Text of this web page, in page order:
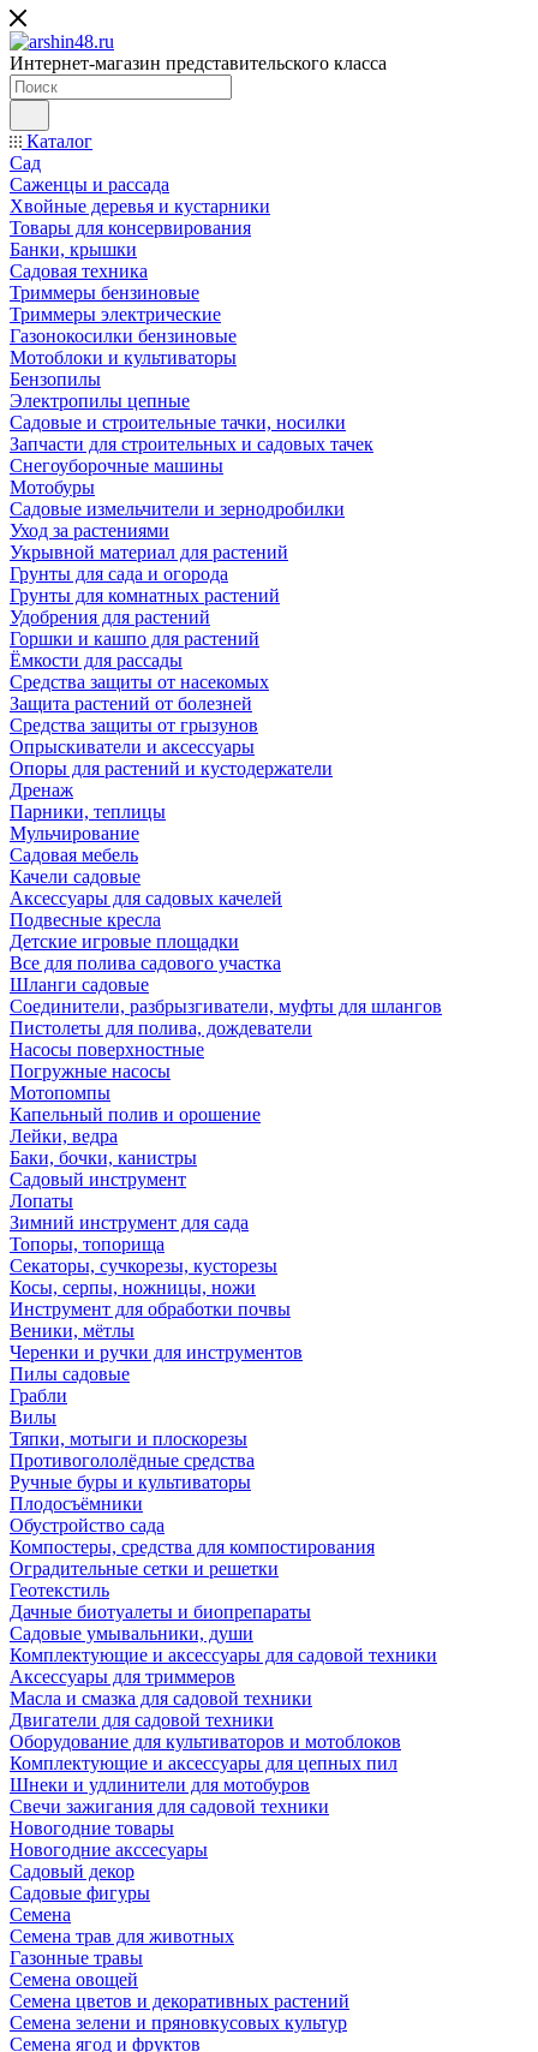
Интернет-магазин представительского класса
Каталог
Сад
Саженцы и рассада
Хвойные деревья и кустарники
Товары для консервирования
Банки, крышки
Садовая техника
Триммеры бензиновые
Триммеры электрические
Газонокосилки бензиновые
Мотоблоки и культиваторы
Бензопилы
Электропилы цепные
Садовые и строительные тачки, носилки
Запчасти для строительных и садовых тачек
Снегоуборочные машины
Мотобуры
Садовые измельчители и зернодробилки
Уход за растениями
Укрывной материал для растений
Грунты для сада и огорода
Грунты для комнатных растений
Удобрения для растений
Горшки и кашпо для растений
Ёмкости для рассады
Средства защиты от насекомых
Защита растений от болезней
Средства защиты от грызунов
Опрыскиватели и аксессуары
Опоры для растений и кустодержатели
Дренаж
Парники, теплицы
Мульчирование
Садовая мебель
Качели садовые
Аксессуары для садовых качелей
Подвесные кресла
Детские игровые площадки
Все для полива садового участка
Шланги садовые
Соединители, разбрызгиватели, муфты для шлангов
Пистолеты для полива, дождеватели
Насосы поверхностные
Погружные насосы
Мотопомпы
Капельный полив и орошение
Лейки, ведра
Баки, бочки, канистры
Садовый инструмент
Лопаты
Зимний инструмент для сада
Топоры, топорища
Секаторы, сучкорезы, кусторезы
Косы, серпы, ножницы, ножи
Инструмент для обработки почвы
Веники, мётлы
Черенки и ручки для инструментов
Пилы садовые
Грабли
Вилы
Тяпки, мотыги и плоскорезы
Противогололёдные средства
Ручные буры и культиваторы
Плодосъёмники
Обустройство сада
Компостеры, средства для компостирования
Оградительные сетки и решетки
Геотекстиль
Дачные биотуалеты и биопрепараты
Садовые умывальники, души
Комплектующие и аксессуары для садовой техники
Аксессуары для триммеров
Масла и смазка для садовой техники
Двигатели для садовой техники
Оборудование для культиваторов и мотоблоков
Комплектующие и аксессуары для цепных пил
Шнеки и удлинители для мотобуров
Свечи зажигания для садовой техники
Новогодние товары
Новогодние акссесуары
Садовый декор
Садовые фигуры
Семена
Семена трав для животных
Газонные травы
Семена овощей
Семена цветов и декоративных растений
Семена зелени и пряновкусовых культур
Семена ягод и фруктов